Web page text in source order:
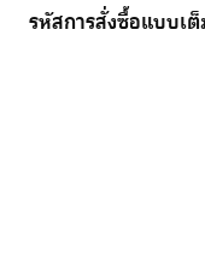
รหัสการสั่งซื้อแบบเ